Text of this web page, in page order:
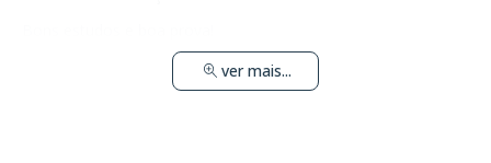
ver mais...